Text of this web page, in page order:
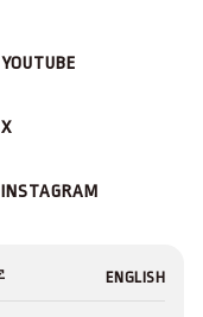
YOUTUBE
X
INSTAGRAM